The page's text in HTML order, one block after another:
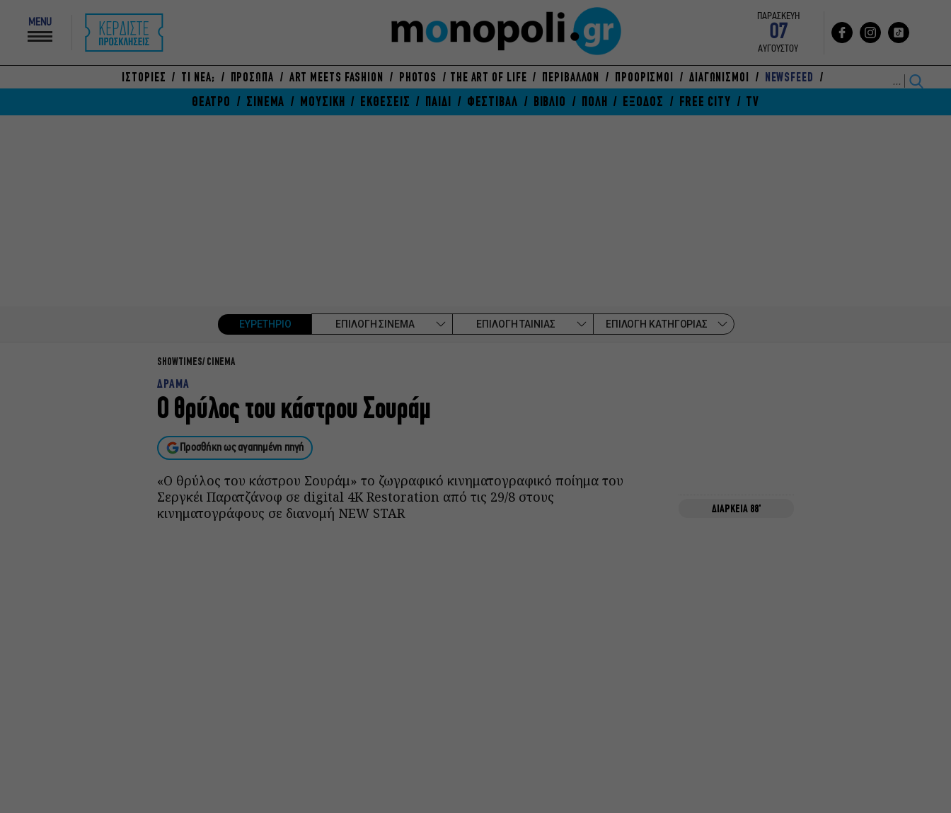
MENU
ΠΑΡΑΣΚΕΥΗ
07
ΑΥΓΟΥΣΤΟΥ
ΙΣΤΟΡΙΕΣ ΤΙ ΝΕΑ; ΠΡΟΣΩΠΑ ART MEETS FASHION PHOTOS THE ART OF LIFE ΠΕΡΙΒΑΛΛΟΝ ΠΡΟΟΡΙΣΜΟΙ ΔΙΑΓΩΝΙΣΜΟΙ NEWSFEED
ΘΕΑΤΡΟ ΣΙΝΕΜΑ ΜΟΥΣΙΚΗ ΕΚΘΕΣΕΙΣ ΠΑΙΔΙ ΦΕΣΤΙΒΑΛ ΒΙΒΛΙΟ ΠΟΛΗ ΕΞΟΔΟΣ FREE CITY TV
ΕΥΡΕΤΗΡΙΟ ΕΠΙΛΟΓΗ ΣΙΝΕΜΑ ΕΠΙΛΟΓΗ ΤΑΙΝΙΑΣ ΕΠΙΛΟΓΗ ΚΑΤΗΓΟΡΙΑΣ
SHOWTIMES CINEMA
ΔΡΑΜΑ
Ο θρύλος του κάστρου Σουράμ
Προσθήκη ως αγαπημένη πηγή
«Ο θρύλος του κάστρου Σουράμ» το ζωγραφικό κινηματογραφικό ποίημα του
Σεργκέι Παρατζάνοφ σε digital 4K Restoration από τις 29/8 στους
κινηματογράφους σε διανομή NEW STAR
ΔΙΑΡΚΕΙΑ 88'